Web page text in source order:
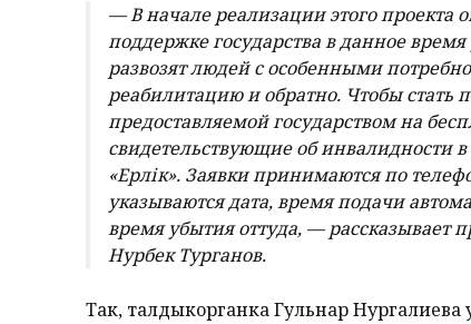
— В начале реализации этого проекта
поддержке государства в данное
развозят людей с особенными
реабилитацию и обратно. Чтобы стать
предоставляемой государством на
свидетельствующие об инвалидности
«Ерлік». Заявки принимаются по
указываются дата, время подачи
время убытия оттуда, — рассказывает
Нурбек Турганов.
Так, талдыкорганка Гульнар